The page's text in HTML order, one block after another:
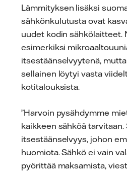
Lämmityksen lisäksi
sähkönkulutusta ovat
uudet kodin sähkölaitteet.
esimerkiksi
itsestäänselvyytenä,
sellainen löytyi vasta
kotitalouksista.
”Harvoin pysähdymme
kaikkeen sähköä tarvitaan.
itsestäänselvyys, johon
huomiota. Sähkö ei vain
pyörittää maksamista,